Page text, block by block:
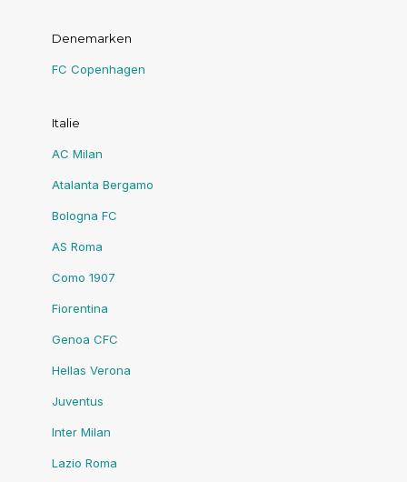
Denemarken
FC Copenhagen
Italie
AC Milan
Atalanta Bergamo
Bologna FC
AS Roma
Como 1907
Fiorentina
Genoa CFC
Hellas Verona
Juventus
Inter Milan
Lazio Roma